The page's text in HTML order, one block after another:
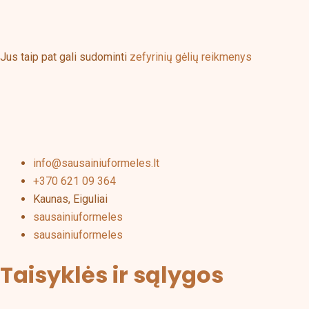
Jus taip pat gali sudominti zefyrinių gėlių reikmenys
info@sausainiuformeles.lt
+370 621 09 364
Kaunas, Eiguliai
sausainiuformeles
sausainiuformeles
Taisyklės ir sąlygos